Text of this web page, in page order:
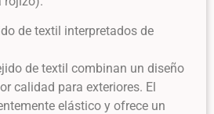
de textil interpretados de
de textil combinan un diseño
calidad para exteriores. El
elástico y ofrece un